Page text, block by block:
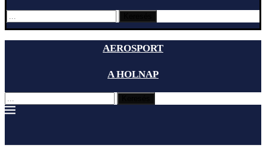
AEROSPORT
A HOLNAP